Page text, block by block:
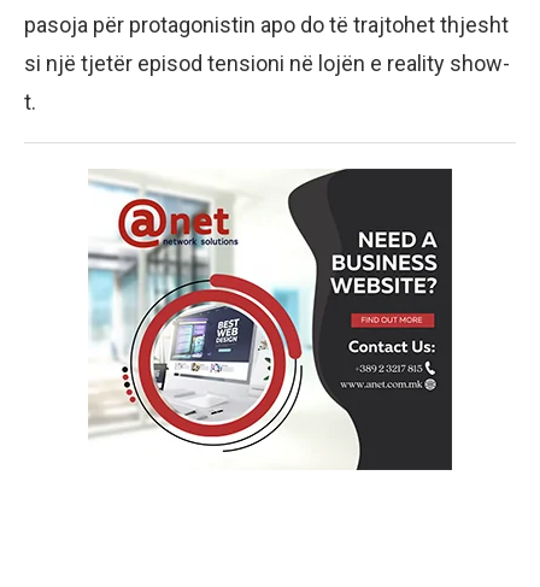
pasoja për protagonistin apo do të trajtohet thjesht
si një tjetër episod tensioni në lojën e reality show-
t.